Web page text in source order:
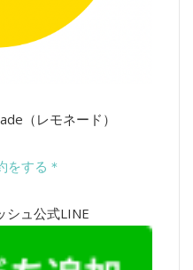
（レモネード）
をする＊
シュ公式LINE